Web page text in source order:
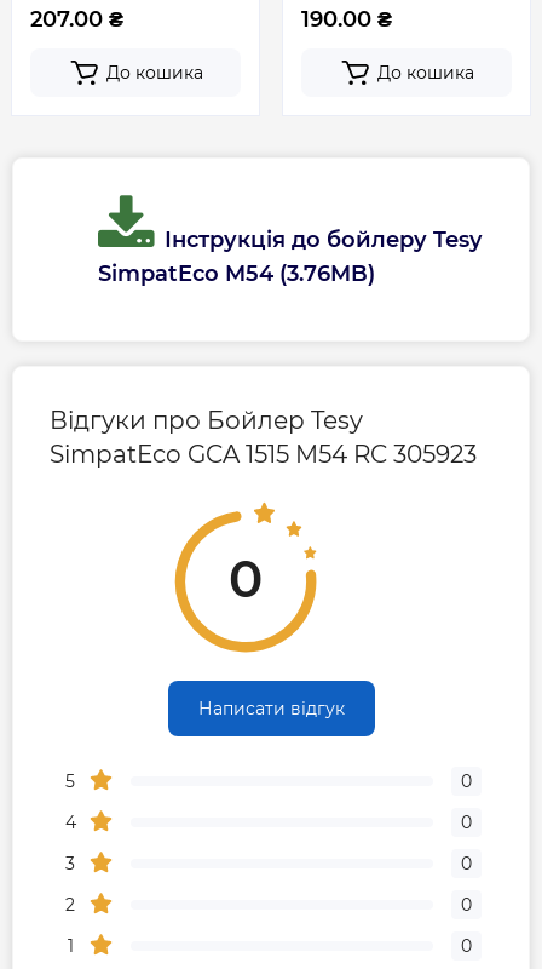
Габарити з уп. (ВхШхГ), мм 460x380x390
Гарантія на електричну частину 2 роки
центру
0443909990
207.00 ₴
До кошика
190.00 ₴
До кошика
Інструкція до бойлеру Tesy
SimpatEco M54 (3.76MB)
Відгуки про Бойлер Tesy
SimpatEco GCA 1515 M54 RC 305923
0
Написати відгук
5
0
4
0
3
0
2
0
1
0